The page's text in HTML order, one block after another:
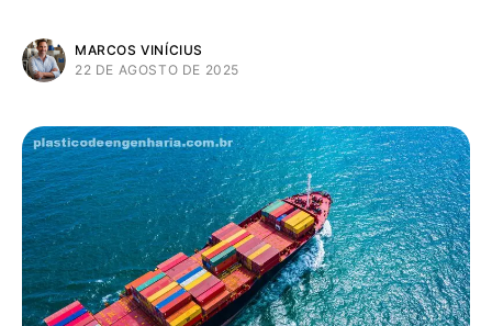
MARCOS VINÍCIUS
22 DE AGOSTO DE 2025